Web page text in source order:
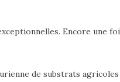
Encore une
de substrats